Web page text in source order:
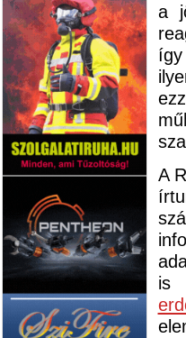
a
így
A
is